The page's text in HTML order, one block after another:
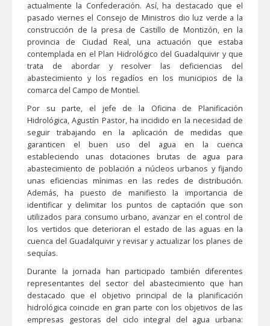
actualmente la Confederación. Así, ha destacado que el
pasado viernes el Consejo de Ministros dio luz verde a la
construcción de la presa de Castillo de Montizón, en la
provincia de Ciudad Real, una actuación que estaba
contemplada en el Plan Hidrológico del Guadalquivir y que
trata de abordar y resolver las deficiencias del
abastecimiento y los regadíos en los municipios de la
comarca del Campo de Montiel.
Por su parte, el jefe de la Oficina de Planificación
Hidrológica, Agustín Pastor, ha incidido en la necesidad de
seguir trabajando en la aplicación de medidas que
garanticen el buen uso del agua en la cuenca
estableciendo unas dotaciones brutas de agua para
abastecimiento de población a núcleos urbanos y fijando
unas eficiencias mínimas en las redes de distribución.
Además, ha puesto de manifiesto la importancia de
identificar y delimitar los puntos de captación que son
utilizados para consumo urbano, avanzar en el control de
los vertidos que deterioran el estado de las aguas en la
cuenca del Guadalquivir y revisar y actualizar los planes de
sequías.
Durante la jornada han participado también diferentes
representantes del sector del abastecimiento que han
destacado que el objetivo principal de la planificación
hidrológica coincide en gran parte con los objetivos de las
empresas gestoras del ciclo integral del agua urbana: